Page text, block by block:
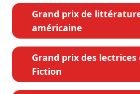
Grand prix de
américaine
Grand prix des lectrices
Fiction